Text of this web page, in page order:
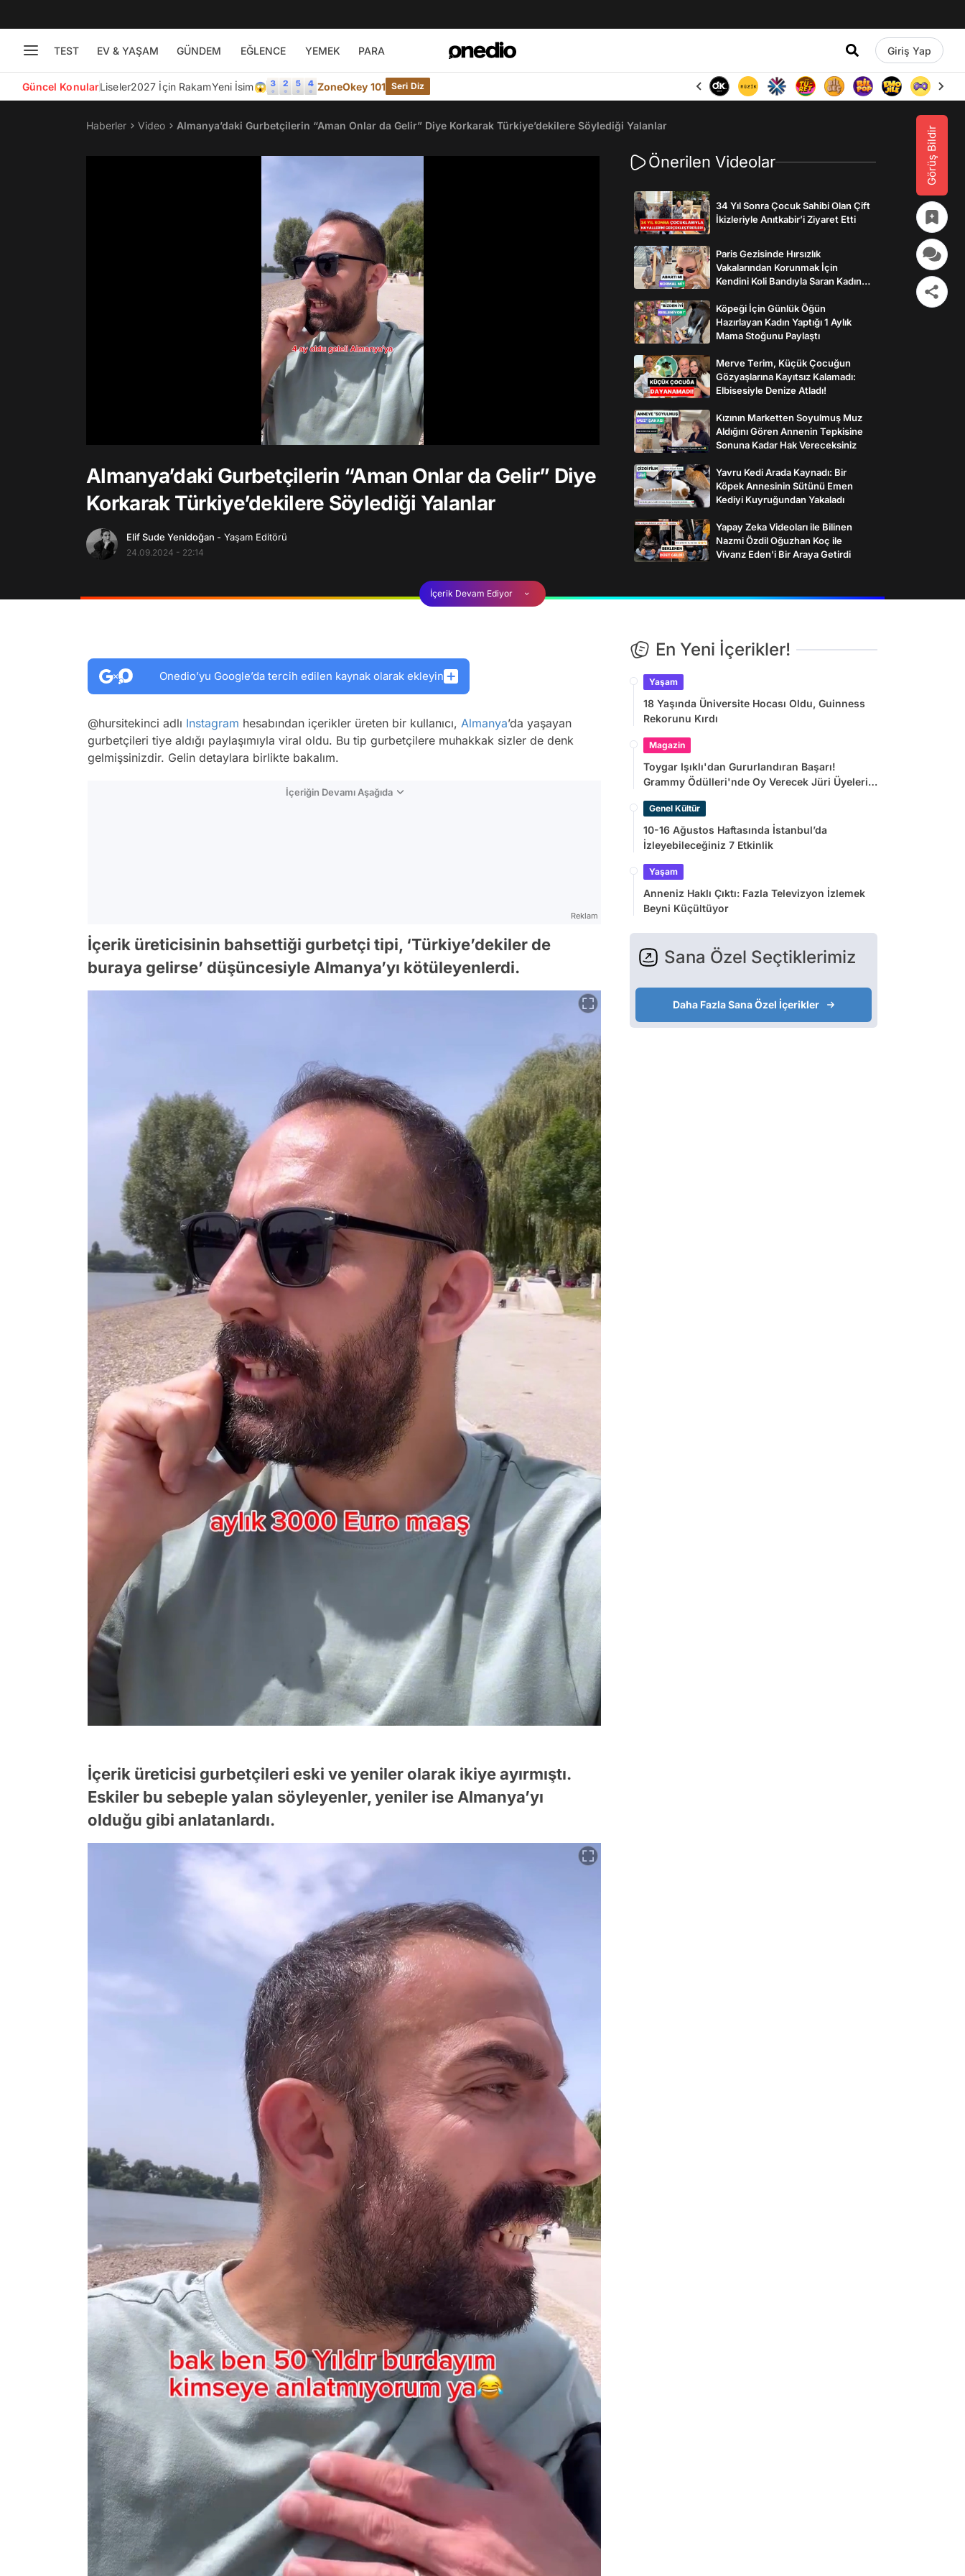
TEST EV & YAŞAM GÜNDEM EĞLENCE YEMEK PARA Giriş Yap
Güncel KonularLiseler2027 İçin RakamYeni İsim😱 ZoneOkey 101 Seri Diz
Görüş Bildir
Haberler Video Almanya’daki Gurbetçilerin “Aman Onlar da Gelir” Diye Korkarak Türkiye’dekilere Söylediği Yalanlar
Almanya’daki Gurbetçilerin “Aman Onlar da Gelir” Diye
Korkarak Türkiye’dekilere Söylediği Yalanlar
Elif Sude Yenidoğan - Yaşam Editörü
24.09.2024 - 22:14
Önerilen Videolar
34 Yıl Sonra Çocuk Sahibi Olan Çift
İkizleriyle Anıtkabir’i Ziyaret Etti
Paris Gezisinde Hırsızlık
Vakalarından Korunmak İçin
Kendini Koli Bandıyla Saran Kadının
Köpeği İçin Günlük Öğün
Hazırlayan Kadın Yaptığı 1 Aylık
Mama Stoğunu Paylaştı
Merve Terim, Küçük Çocuğun
Gözyaşlarına Kayıtsız Kalamadı:
Elbisesiyle Denize Atladı!
Kızının Marketten Soyulmuş Muz
Aldığını Gören Annenin Tepkisine
Sonuna Kadar Hak Vereceksiniz
Yavru Kedi Arada Kaynadı: Bir
Köpek Annesinin Sütünü Emen
Kediyi Kuyruğundan Yakaladı
Yapay Zeka Videoları ile Bilinen
Nazmi Özdil Oğuzhan Koç ile
Vivanz Eden'i Bir Araya Getirdi
İçerik Devam Ediyor
Onedio’yu Google’da tercih edilen kaynak olarak ekleyin
@hursitekinci adlı Instagram hesabından içerikler üreten bir kullanıcı, Almanya’da yaşayan
gurbetçileri tiye aldığı paylaşımıyla viral oldu. Bu tip gurbetçilere muhakkak sizler de denk
gelmişsinizdir. Gelin detaylara birlikte bakalım.
İçeriğin Devamı Aşağıda
Reklam
İçerik üreticisinin bahsettiği gurbetçi tipi, ‘Türkiye’dekiler de
buraya gelirse’ düşüncesiyle Almanya’yı kötüleyenlerdi.
İçerik üreticisi gurbetçileri eski ve yeniler olarak ikiye ayırmıştı.
Eskiler bu sebeple yalan söyleyenler, yeniler ise Almanya’yı
olduğu gibi anlatanlardı.
En Yeni İçerikler!
Yaşam
18 Yaşında Üniversite Hocası Oldu, Guinness
Rekorunu Kırdı
Magazin
Toygar Işıklı'dan Gururlandıran Başarı!
Grammy Ödülleri'nde Oy Verecek Jüri Üyeleri
Genel Kültür
10-16 Ağustos Haftasında İstanbul’da
İzleyebileceğiniz 7 Etkinlik
Yaşam
Anneniz Haklı Çıktı: Fazla Televizyon İzlemek
Beyni Küçültüyor
Sana Özel Seçtiklerimiz
Daha Fazla Sana Özel İçerikler